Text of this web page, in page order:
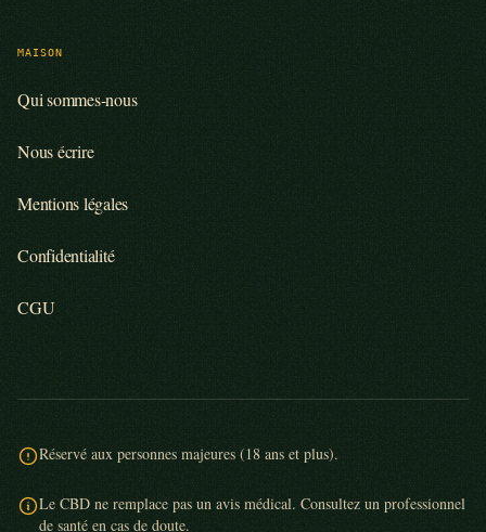
MAISON
Qui sommes-nous
Nous écrire
Mentions légales
Confidentialité
CGU
Réservé aux personnes majeures (18 ans et plus).
Le CBD ne remplace pas un avis médical. Consultez un professionnel
de santé en cas de doute.